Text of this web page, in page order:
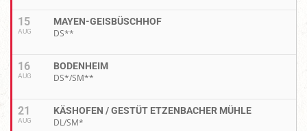
15
AUG
MAYEN-GEISBÜSCHHOF
DS**
16
AUG
BODENHEIM
DS*/SM**
21
AUG
KÄSHOFEN / GESTÜT ETZENBACHER MÜHLE
DL/SM*